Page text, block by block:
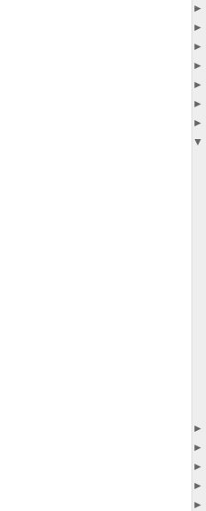
►
►
►
►
►
►
►
▼
►
►
►
►
►